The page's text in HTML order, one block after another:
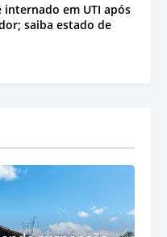
internado em UTI após
saiba estado de